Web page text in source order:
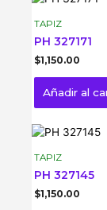
TAPIZ
PH 327171
$1,150.00
Añadir al
TAPIZ
PH 327145
$1,150.00